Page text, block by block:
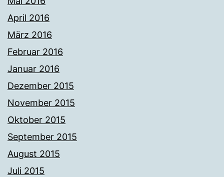
April 2016
März 2016
Februar 2016
Januar 2016
Dezember 2015
November 2015
Oktober 2015
September 2015
August 2015
Juli 2015